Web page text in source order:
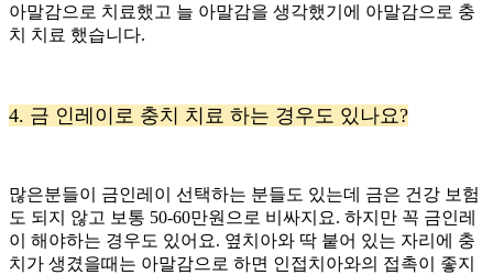
아말감으로 치료했고 늘 아말감을 생각했기에 아말감으로 충
치 치료 했습니다.
4. 금 인레이로 충치 치료 하는 경우도 있나요?
많은분들이 금인레이 선택하는 분들도 있는데 금은 건강 보험
도 되지 않고 보통 50-60만원으로 비싸지요. 하지만 꼭 금인레
이 해야하는 경우도 있어요. 옆치아와 딱 붙어 있는 자리에 충
치가 생겼을때는 아말감으로 하면 인접치아와의 접촉이 좋지